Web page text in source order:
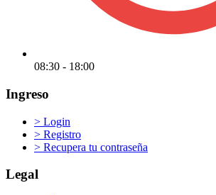
08:30 - 18:00
Ingreso
> Login
> Registro
> Recupera tu contraseña
Legal